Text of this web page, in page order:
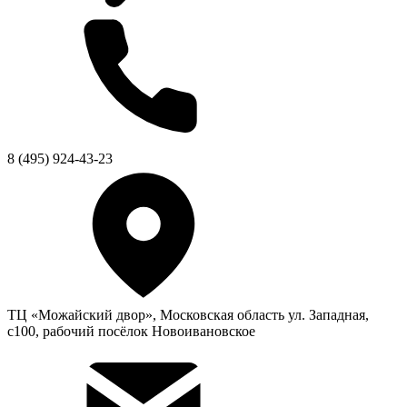
8 (495) 924-43-23
ТЦ «Можайский двор», Московская область ул. Западная,
с100, рабочий посёлок Новоивановское